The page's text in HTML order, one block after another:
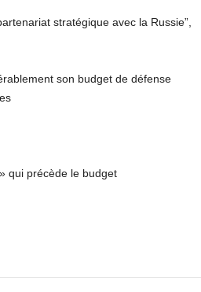
stratégique avec la Russie”,
son budget de défense
qui précède le budget